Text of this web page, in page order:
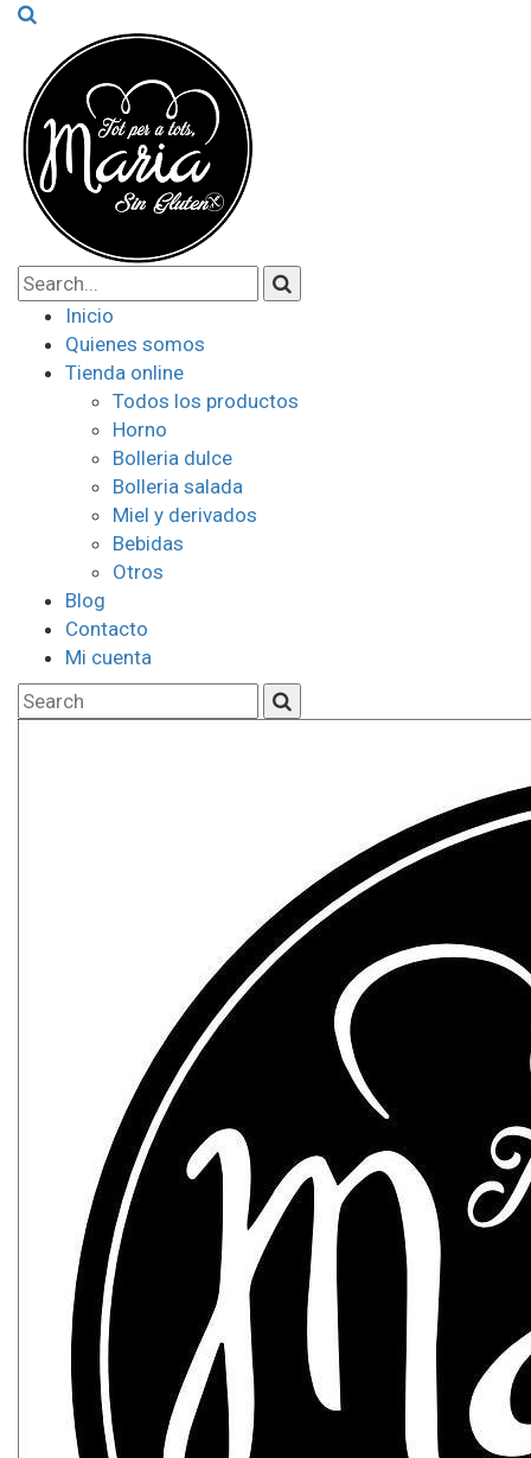
Inicio
Quienes somos
Tienda online
Todos los productos
Horno
Bolleria dulce
Bolleria salada
Miel y derivados
Bebidas
Otros
Blog
Contacto
Mi cuenta